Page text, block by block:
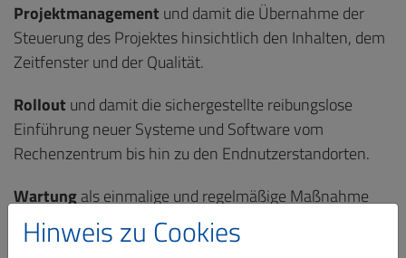
Projektmanagement und damit die Übernahme der
Steuerung des Projektes hinsichtlich den Inhalten, dem
Zeitfenster und der Qualität.
Rollout und damit die sichergestellte reibungslose
Einführung neuer Systeme und Software vom
Rechenzentrum bis hin zu den Endnutzerstandorten.
Wartungals einmalige und regelmäßige Maßnahme
von Systemen und Software bis hin zur lückenlosen
Dokumentation und den erforderlichen
Hinweis zu Cookies